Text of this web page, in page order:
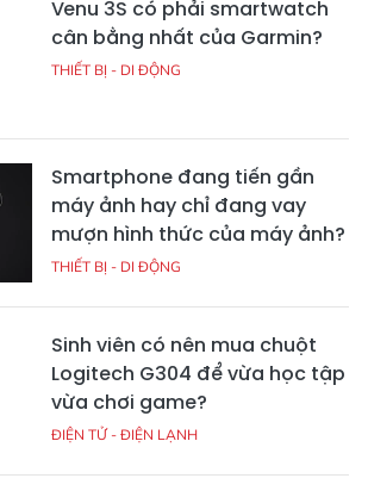
Venu 3S có phải smartwatch
cân bằng nhất của Garmin?
THIẾT BỊ - DI ĐỘNG
Smartphone đang tiến gần
máy ảnh hay chỉ đang vay
mượn hình thức của máy ảnh?
THIẾT BỊ - DI ĐỘNG
Sinh viên có nên mua chuột
Logitech G304 để vừa học tập
vừa chơi game?
ĐIỆN TỬ - ĐIỆN LẠNH